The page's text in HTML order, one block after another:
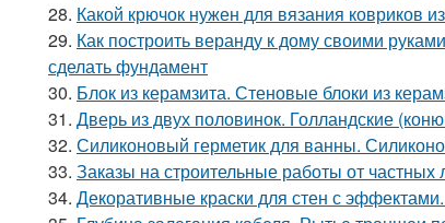
28. Какой крючок нужен для вязания ковриков
29. Как построить веранду к дому своими
сделать фундамент
30. Блок из керамзита. Стеновые блоки из
31. Дверь из двух половинок. Голландские
32. Силиконовый герметик для ванны.
33. Заказы на строительные работы от
34. Декоративные краски для стен с